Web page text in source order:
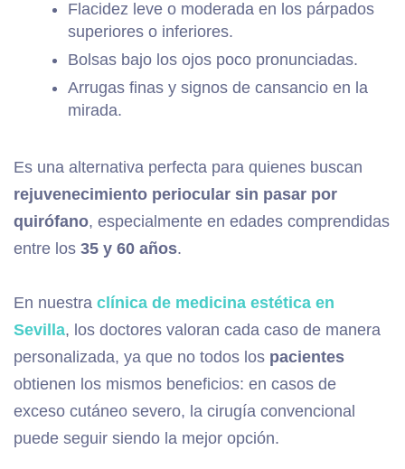
Flacidez leve o moderada en los párpados
superiores o inferiores.
Bolsas bajo los ojos poco pronunciadas.
Arrugas finas y signos de cansancio en la
mirada.
Es una alternativa perfecta para quienes buscan
rejuvenecimiento periocular sin pasar por
quirófano, especialmente en edades comprendidas
entre los 35 y 60 años.
En nuestra clínica de medicina estética en
Sevilla, los doctores valoran cada caso de manera
personalizada, ya que no todos los pacientes
obtienen los mismos beneficios: en casos de
exceso cutáneo severo, la cirugía convencional
puede seguir siendo la mejor opción.